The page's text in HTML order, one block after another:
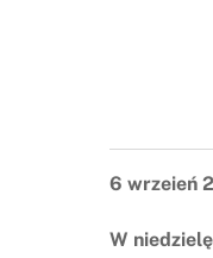
6 wrzeień
W